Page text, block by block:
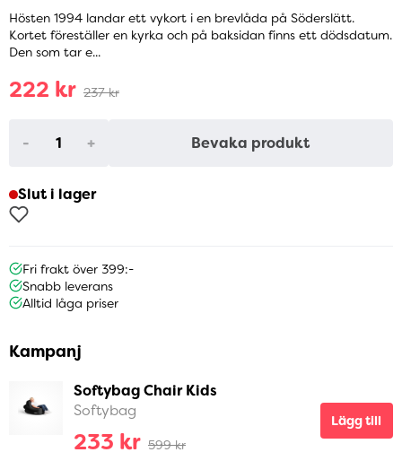
Hösten 1994 landar ett vykort i en brevlåda på Söderslätt.
Kortet föreställer en kyrka och på baksidan finns ett dödsdatum.
Den som tar e...
222 kr 237 kr
- + Bevaka produkt
Slut i lager
Fri frakt över 399:-
Snabb leverans
Alltid låga priser
Kampanj
Softybag Chair Kids
Softybag
233 kr 599 kr
Lägg till